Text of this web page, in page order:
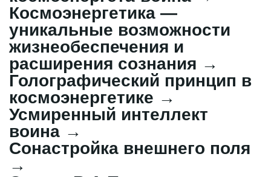
Космоэнергетика —
уникальные возможности
жизнеобеспечения и
расширения сознания →
Голографический принцип в
космоэнергетике →
Усмиренный интеллект
воина →
Сонастройка внешнего поля
→